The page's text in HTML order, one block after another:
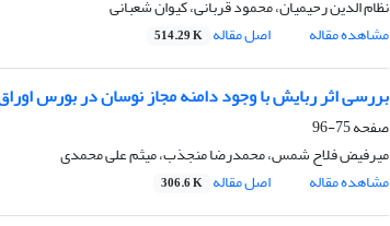
نظام الدین رحیمیان، محمود قربانی، کیوان شعبانی
مشاهده مقاله
اصل مقاله 514.29 K
بررسی اثر ربایش با وجود دامنه مجاز نوسان در بورس
صفحه75-96
میرفیض فلاح شمس، محمدرضا منجذب، میثم علی محمدی
مشاهده مقاله
اصل مقاله 306.6 K